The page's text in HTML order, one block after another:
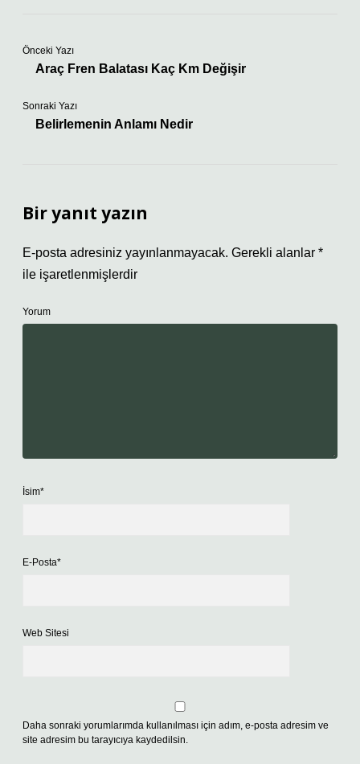
Önceki Yazı
Araç Fren Balatası Kaç Km Değişir
Sonraki Yazı
Belirlemenin Anlamı Nedir
Bir yanıt yazın
E-posta adresiniz yayınlanmayacak. Gerekli alanlar *
ile işaretlenmişlerdir
Yorum
İsim*
E-Posta*
Web Sitesi
Daha sonraki yorumlarımda kullanılması için adım, e-posta adresim ve
site adresim bu tarayıcıya kaydedilsin.